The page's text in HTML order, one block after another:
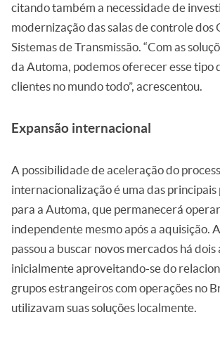
citando também a necessidade de
modernização das salas de controle dos
Sistemas de Transmissão. “Com as
da Automa, podemos oferecer esse tipo
clientes no mundo todo”, acrescentou.
Expansão internacional
A possibilidade de aceleração do
internacionalização é uma das
para a Automa, que permanecerá
independente mesmo após a aquisição.
passou a buscar novos mercados há dois
inicialmente aproveitando-se do
grupos estrangeiros com operações no
utilizavam suas soluções localmente.